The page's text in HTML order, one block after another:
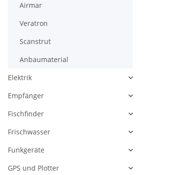
Airmar
Veratron
Scanstrut
Anbaumaterial
Elektrik
Empfänger
Fischfinder
Frischwasser
Funkgeräte
GPS und Plotter